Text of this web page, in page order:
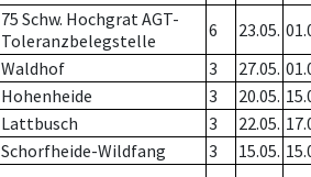
75 Schw. Hochgrat AGT-
Toleranzbelegstelle
6 23.05.
Waldhof 3 27.05.
Hohenheide 3 20.05.
Lattbusch 3 22.05.
Schorfheide-Wildfang 3 15.05.